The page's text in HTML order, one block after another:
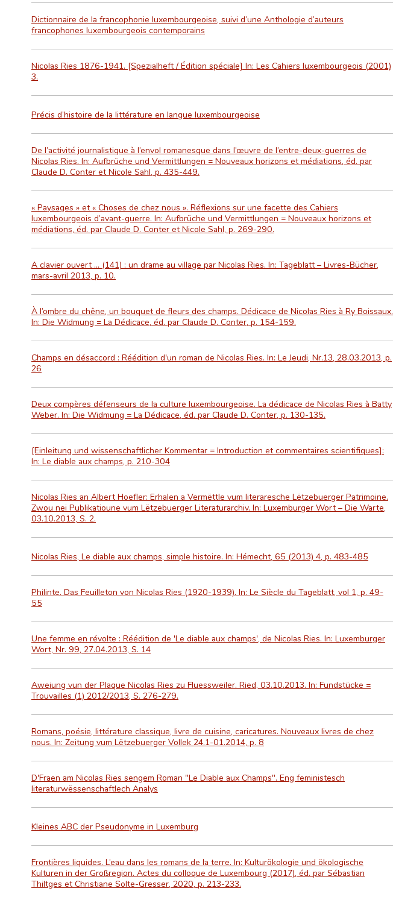
Dictionnaire de la francophonie luxembourgeoise, suivi d’une Anthologie d’auteurs
francophones luxembourgeois contemporains
Nicolas Ries 1876-1941. [Spezialheft / Édition spéciale] In: Les Cahiers luxembourgeois (2001)
3.
Précis d’histoire de la littérature en langue luxembourgeoise
De l’activité journalistique à l’envol romanesque dans l’œuvre de l’entre-deux-guerres de
Nicolas Ries. In: Aufbrüche und Vermittlungen = Nouveaux horizons et médiations, éd. par
Claude D. Conter et Nicole Sahl, p. 435-449.
« Paysages » et « Choses de chez nous ». Réflexions sur une facette des Cahiers
luxembourgeois d’avant-guerre. In: Aufbrüche und Vermittlungen = Nouveaux horizons et
médiations, éd. par Claude D. Conter et Nicole Sahl, p. 269-290.
A clavier ouvert ... (141) : un drame au village par Nicolas Ries. In: Tageblatt – Livres-Bücher,
mars-avril 2013, p. 10.
À l’ombre du chêne, un bouquet de fleurs des champs. Dédicace de Nicolas Ries à Ry Boissaux.
In: Die Widmung = La Dédicace, éd. par Claude D. Conter, p. 154-159.
Champs en désaccord : Réédition d'un roman de Nicolas Ries. In: Le Jeudi, Nr.13, 28.03.2013, p.
26
Deux compères défenseurs de la culture luxembourgeoise. La dédicace de Nicolas Ries à Batty
Weber. In: Die Widmung = La Dédicace, éd. par Claude D. Conter, p. 130-135.
[Einleitung und wissenschaftlicher Kommentar = Introduction et commentaires scientifiques]:
In: Le diable aux champs, p. 210-304
Nicolas Ries an Albert Hoefler: Erhalen a Vermëttle vum literaresche Lëtzebuerger Patrimoine.
Zwou nei Publikatioune vum Lëtzebuerger Literaturarchiv. In: Luxemburger Wort – Die Warte,
03.10.2013, S. 2.
Nicolas Ries, Le diable aux champs, simple histoire. In: Hémecht, 65 (2013) 4, p. 483-485
Philinte. Das Feuilleton von Nicolas Ries (1920-1939). In: Le Siècle du Tageblatt, vol 1, p. 49-
55
Une femme en révolte : Réédition de 'Le diable aux champs', de Nicolas Ries. In: Luxemburger
Wort, Nr. 99, 27.04.2013, S. 14
Aweiung vun der Plaque Nicolas Ries zu Fluessweiler. Ried, 03.10.2013. In: Fundstücke =
Trouvailles (1) 2012/2013, S. 276-279.
Romans, poésie, littérature classique, livre de cuisine, caricatures. Nouveaux livres de chez
nous. In: Zeitung vum Lëtzebuerger Vollek 24.1-01.2014, p. 8
D'Fraen am Nicolas Ries sengem Roman "Le Diable aux Champs". Eng feministesch
literaturwëssenschaftlech Analys
Kleines ABC der Pseudonyme in Luxemburg
Frontières liquides. L’eau dans les romans de la terre. In: Kulturökologie und ökologische
Kulturen in der Großregion. Actes du colloque de Luxembourg (2017), éd. par Sébastian
Thiltges et Christiane Solte-Gresser, 2020, p. 213-233.